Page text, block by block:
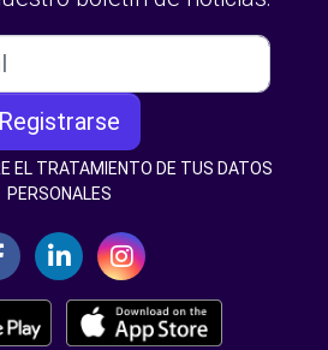
Registrarse
EL TRATAMIENTO DE TUS DATOS
PERSONALES